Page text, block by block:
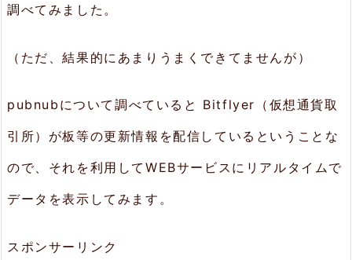
調べてみました。
（ただ、結果的にあまりうまくできてませんが）
pubnubについて調べていると Bitflyer（仮想通貨取
引所）が板等の更新情報を配信しているということな
ので、それを利用してWEBサービスにリアルタイムで
データを表示してみます。
スポンサーリンク